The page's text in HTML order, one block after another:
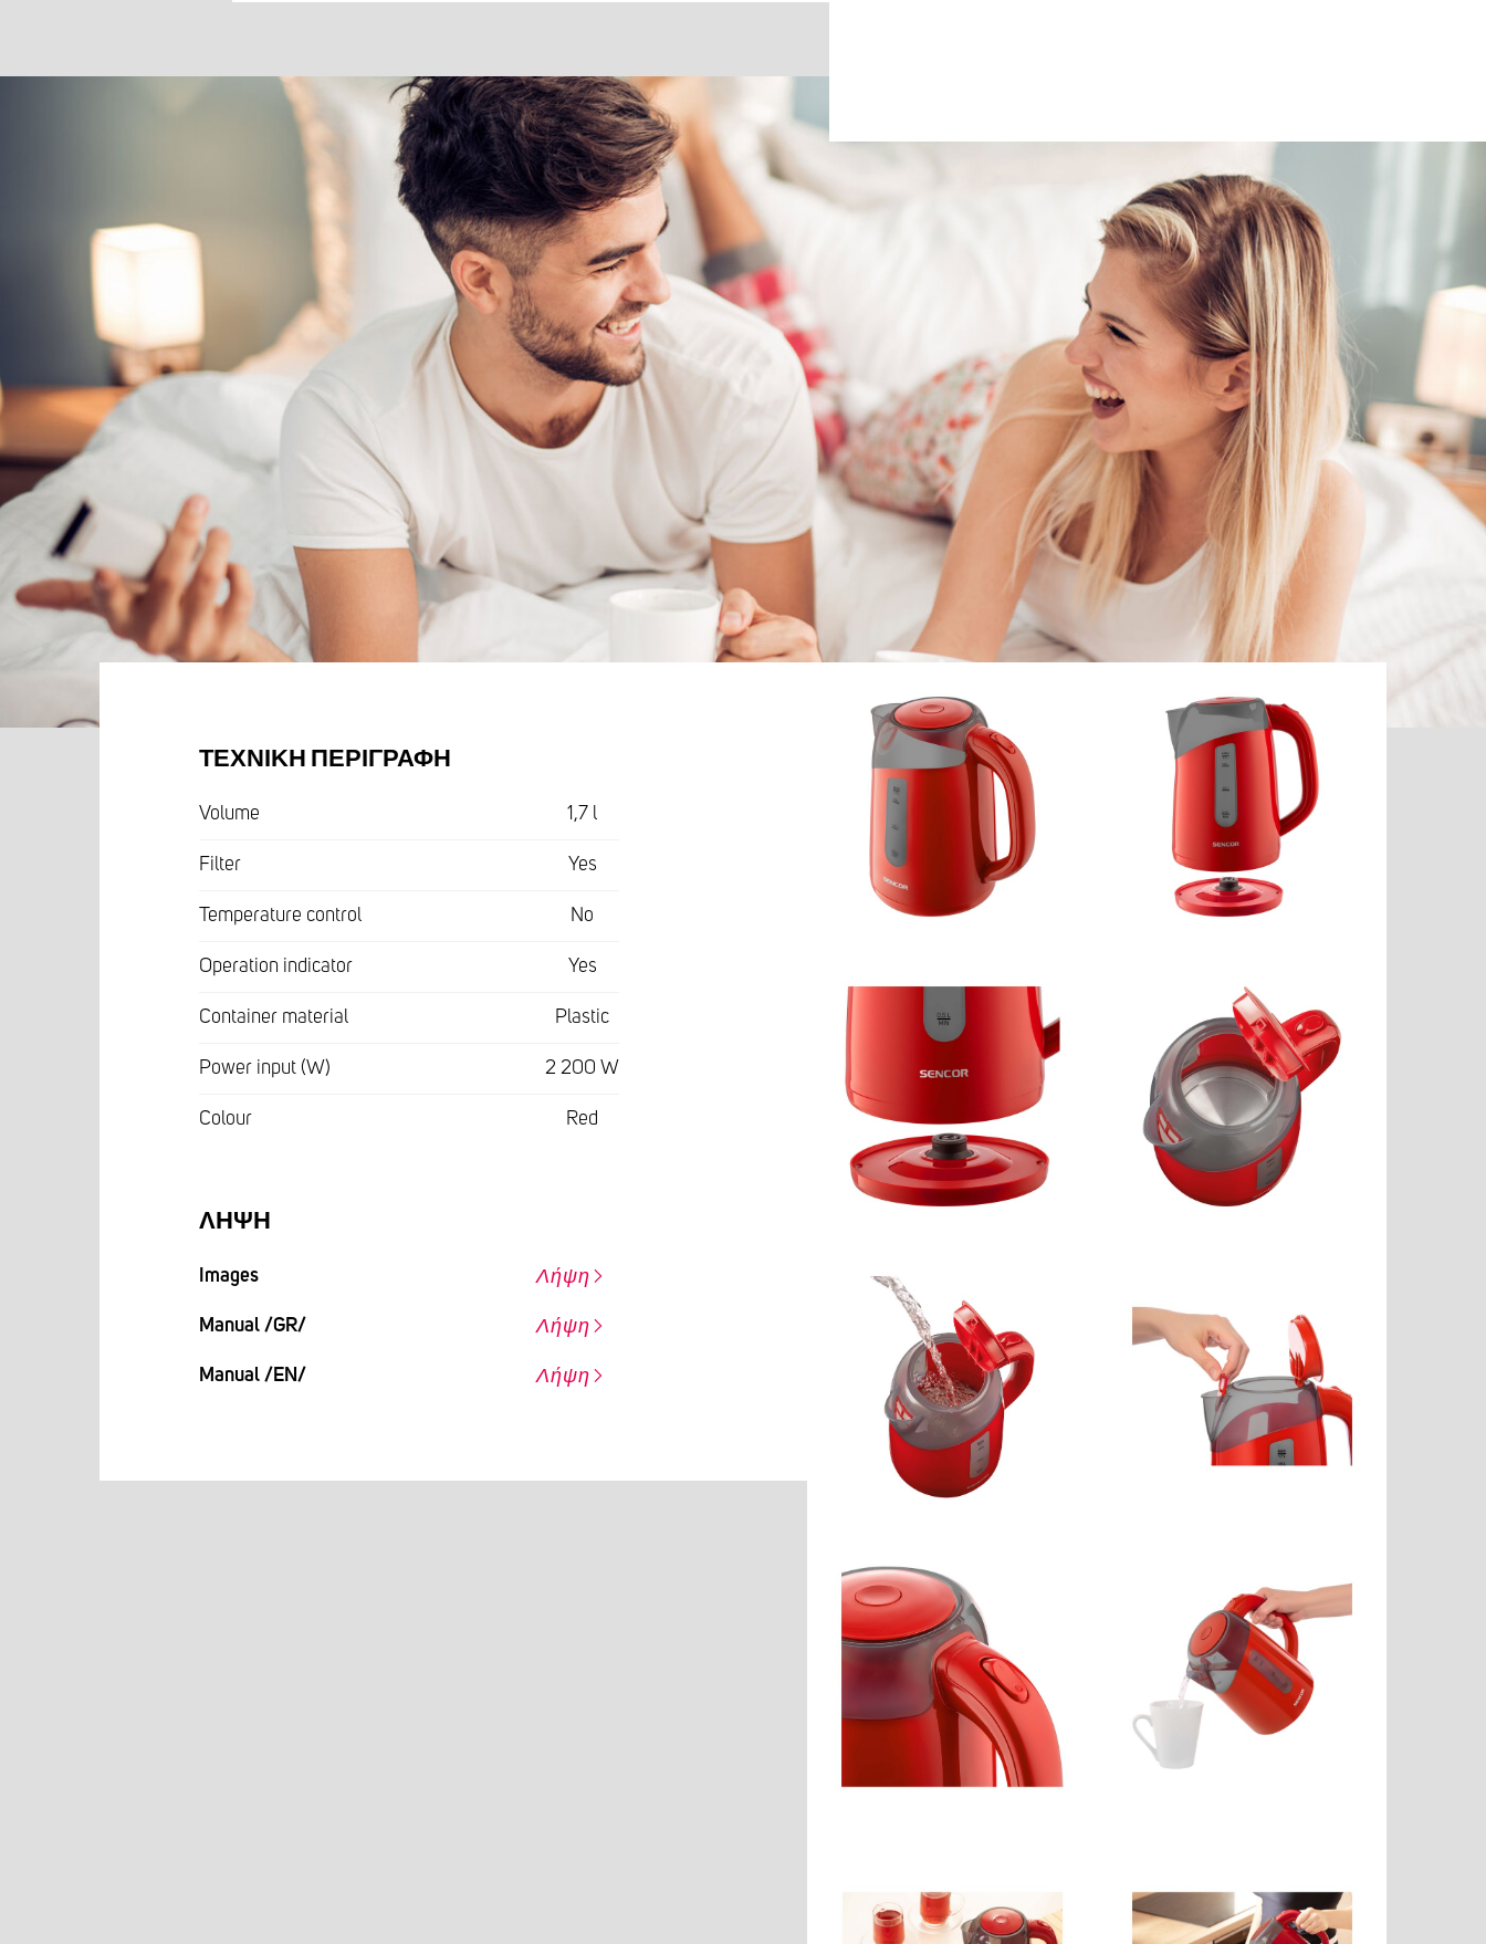
ΤΕΧΝΙΚΉ ΠΕΡΙΓΡΑΦΉ
Volume 1,7 l
Filter Yes
Temperature control No
Operation indicator Yes
Container material Plastic
Power input (W) 2 200 W
Colour Red
ΛΉΨΗ
Images Λήψη
Manual /GR/ Λήψη
Manual /EN/ Λήψη